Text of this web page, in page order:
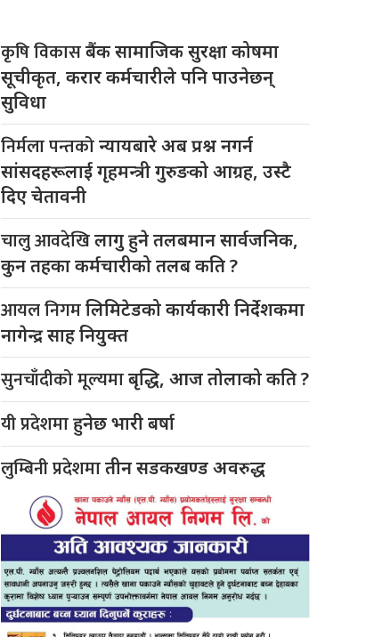
कृषि विकासबैंक सामाजिक सुरक्षा कोषमा
सूचीकृत, करार कर्मचारीले पनि पाउनेछन्
सुविधा
निर्मला पन्तकोन्यायबारे अब प्रश्न नगर्न
सांसदहरूलाई गृहमन्त्री गुरुङको आग्रह, उस्टै
दिए चेतावनी
चालु आवदेखिलागु हुने तलबमान सार्वजनिक,
कुन तहका कर्मचारीको तलब कति ?
आयल निगमलिमिटेडको कार्यकारी निर्देशकमा
नागेन्द्र साह नियुक्त
सुनचाँदीको मूल्यमाबृद्धि, आज तोलाको कति ?
यी प्रदेशमाहुनेछ भारी बर्षा
लुम्बिनी प्रदेशमातीन सडकखण्ड अवरुद्ध